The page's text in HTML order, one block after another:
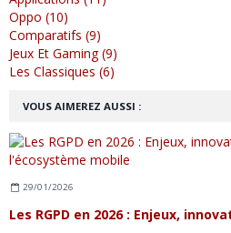
VOUS AIMEREZ AUSSI :
29/01/2026
Oppo (10)
Comparatifs (9)
Jeux Et Gaming (9)
Les Classiques (6)